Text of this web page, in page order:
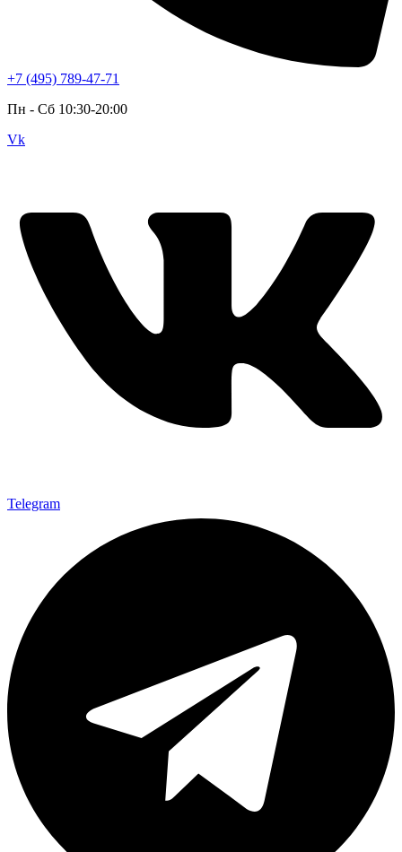
+7 (495) 789-47-71
Пн - Cб 10:30-20:00
Vk
Telegram